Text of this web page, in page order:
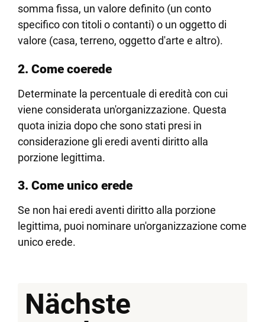
somma fissa, un valore definito (un conto
specifico con titoli o contanti) o un oggetto di
valore (casa, terreno, oggetto d'arte e altro).
2. Come coerede
Determinate la percentuale di eredità con cui
viene considerata un'organizzazione. Questa
quota inizia dopo che sono stati presi in
considerazione gli eredi aventi diritto alla
porzione legittima.
3. Come unico erede
Se non hai eredi aventi diritto alla porzione
legittima, puoi nominare un'organizzazione come
unico erede.
Nächste